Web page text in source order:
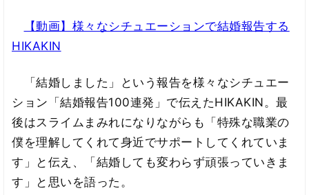
【動画】様々なシチュエーションで結婚報告する
HIKAKIN
「結婚しました」という報告を様々なシチュエー
ション「結婚報告100連発」で伝えたHIKAKIN。最
後はスライムまみれになりながらも「特殊な職業の
僕を理解してくれて身近でサポートしてくれていま
す」と伝え、「結婚しても変わらず頑張っていきま
す」と思いを語った。